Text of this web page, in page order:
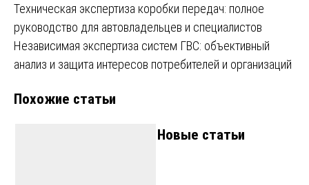
Навигация
по
записям
Техническая экспертиза коробки передач: полное
руководство для автовладельцев и специалистов
Независимая экспертиза систем ГВС: объективный
анализ и защита интересов потребителей и организаций
Похожие статьи
Новые статьи